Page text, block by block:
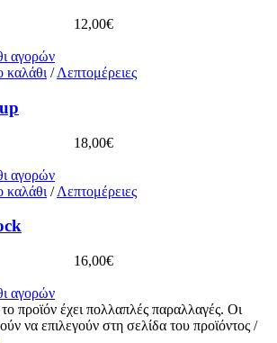
12,00€
αγορών
/ Λεπτομέρειες
18,00€
αγορών
/ Λεπτομέρειες
16,00€
αγορών
προϊόν έχει πολλαπλές παραλλαγές. Οι
να επιλεγούν στη σελίδα του προϊόντος /